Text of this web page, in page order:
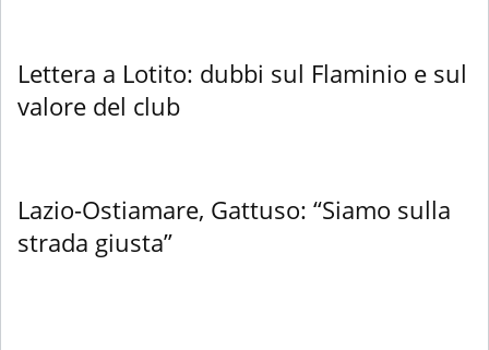
Lettera a Lotito: dubbi sul Flaminio e sul
valore del club
Lazio-Ostiamare, Gattuso: “Siamo sulla
strada giusta”